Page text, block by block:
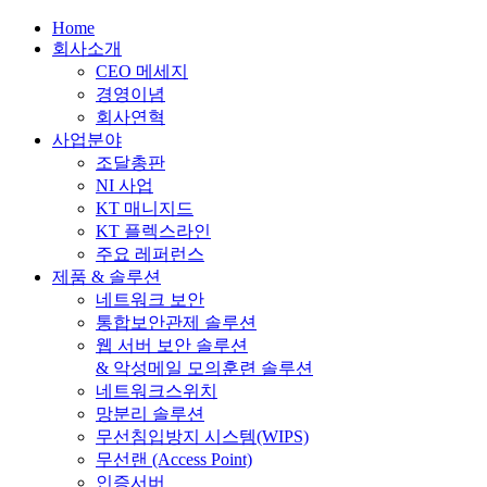
Close
Menu
Home
회사소개
CEO 메세지
경영이념
회사연혁
사업분야
조달총판
NI 사업
KT 매니지드
KT 플렉스라인
주요 레퍼런스
제품 & 솔루션
네트워크 보안
통합보안관제 솔루션
웹 서버 보안 솔루션
& 악성메일 모의훈련 솔루션
네트워크스위치
망분리 솔루션
무선침입방지 시스템(WIPS)
무선랜 (Access Point)
인증서버